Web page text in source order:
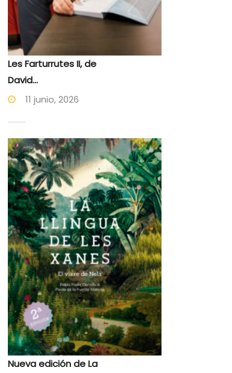
Les Farturrutes II, de
David...
11 junio, 2026
Nueva edición de La